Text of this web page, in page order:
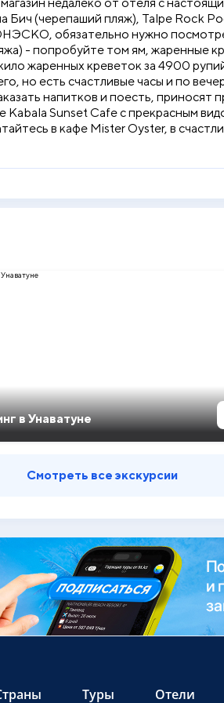
Бич (черепаший пляж), Talpe Rock
обязательно нужно
- попробуйте том ям, жаренные
жаренных креветок за 4900
но есть счастливые часы и по
напитков и поесть, приносят
Sunset Cafe с прекрасным
в кафе Mister Oyster, в
в Унаватуне
Смотреть все экскурсии
Туры Отели